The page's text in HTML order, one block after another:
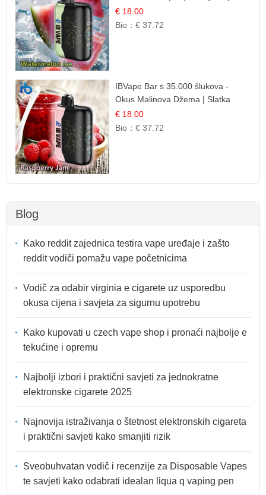
Okus
€ 18.00
Bio：€ 37.72
IBVape Bar s 35.000 šlukova -
Okus Malinova Džema | Slatka
Voćna Aroma
€ 18.00
Bio：€ 37.72
Blog
Kako reddit zajednica testira vape uređaje i zašto
reddit vodiči pomažu vape početnicima
Vodič za odabir virginia e cigarete uz usporedbu
okusa cijena i savjeta za sigurnu upotrebu
Kako kupovati u czech vape shop i pronaći najbolje e
tekućine i opremu
Najbolji izbori i praktični savjeti za jednokratne
elektronske cigarete 2025
Najnovija istraživanja o štetnost elektronskih cigareta
i praktični savjeti kako smanjiti rizik
Sveobuhvatan vodič i recenzije za Disposable Vapes
te savjeti kako odabrati idealan liqua q vaping pen